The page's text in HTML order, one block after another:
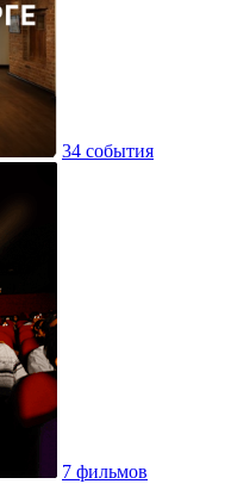
34 события
7 фильмов